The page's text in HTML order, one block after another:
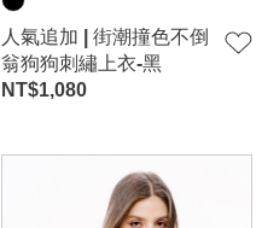
人氣追加 | 街潮撞色不倒
翁狗狗刺繡上衣-黑
NT$1,080